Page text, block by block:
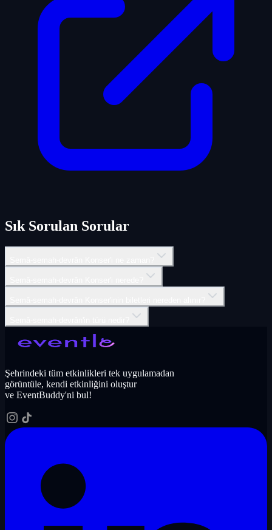
Sık Sorulan Sorular
Şehrindeki tüm etkinlikleri tek uygulamadan
görüntüle, kendi etkinliğini oluştur
ve EventBuddy'ni bul!